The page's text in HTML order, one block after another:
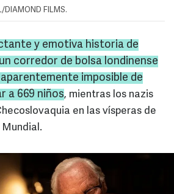
DIAMOND FILMS.
y emotiva historia de
corredor de bolsa londinense
imposible de
a 669 niños, mientras los nazis
en las vísperas de